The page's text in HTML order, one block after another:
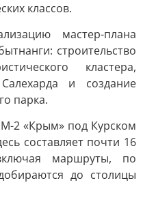
классов.
мастер-плана
строительство
кластера,
и создание
парка.
2 «Крым» под Курском
составляет почти 16
маршруты, по
до столицы